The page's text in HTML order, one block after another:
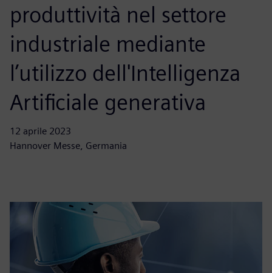
produttività nel settore
industriale mediante
l’utilizzo dell'Intelligenza
Artificiale generativa
12 aprile 2023
Hannover Messe, Germania